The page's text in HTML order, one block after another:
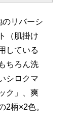
リバーシ
（肌掛け
している
ちろん洗
シロクマ
ク」、爽
2柄×2色。